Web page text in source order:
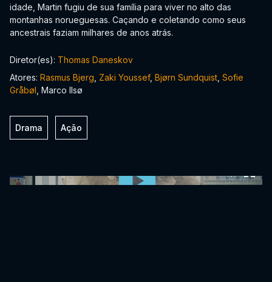
idade, Martin fugiu de sua família para viver no alto das
montanhas norueguesas. Caçando e coletando como seus
ancestrais faziam milhares de anos atrás.
Diretor(es): Thomas Daneskov
Atores: Rasmus Bjerg Zaki Youssef, Bjørn Sundquist Sofie
Gråbøl , Marco Ilsø
Drama Ação